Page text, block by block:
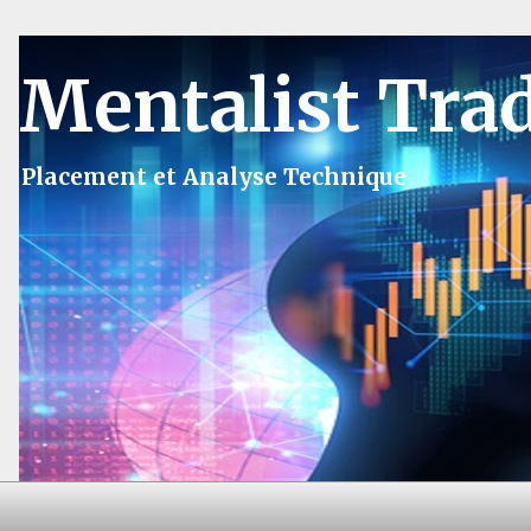
Mentalist
Placement et Analyse Technique